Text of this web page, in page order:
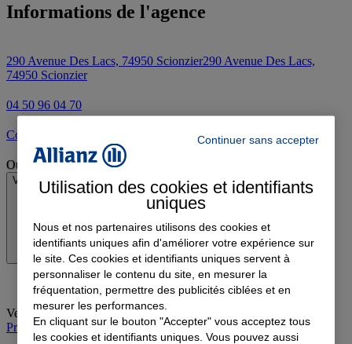
Informations de l'agence
290 Avenue Des Lacs, 74950 Scionzier290 Avenue Des Lacs,
74950 Scionzier
04 50 96 04 70
Contacter l'agence par e-mail
Ouvert
Voir les horaires
Vendredi: 09:00-12:00, 14:00-18:00
Prendre rendez-vous à l'agence
Continuer sans accepter
Utilisation des cookies et identifiants
uniques
Nous et nos partenaires utilisons des cookies et
identifiants uniques afin d'améliorer votre expérience sur
le site. Ces cookies et identifiants uniques servent à
personnaliser le contenu du site, en mesurer la
fréquentation, permettre des publicités ciblées et en
mesurer les performances.
En cliquant sur le bouton "Accepter" vous acceptez tous
les cookies et identifiants uniques. Vous pouvez aussi